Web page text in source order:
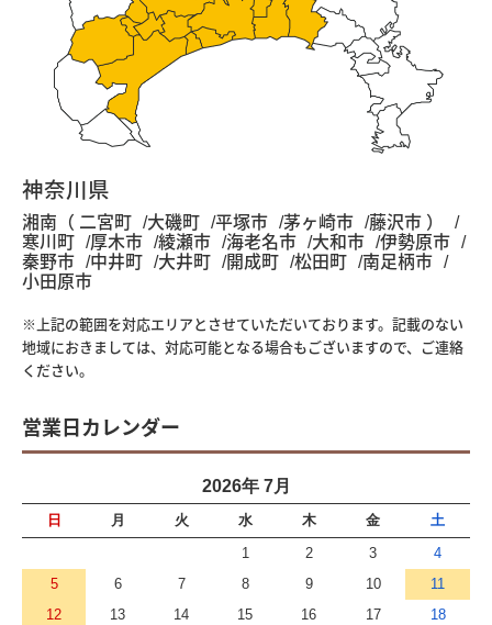
神奈川県
湘南（ 二宮町 大磯町 平塚市 茅ヶ崎市 藤沢市 ）
寒川町 厚木市 綾瀬市 海老名市 大和市 伊勢原市
秦野市 中井町 大井町 開成町 松田町 南足柄市
小田原市
※上記の範囲を対応エリアとさせていただいております。記載のない
地域におきましては、対応可能となる場合もございますので、ご連絡
ください。
営業日カレンダー
2026年 7月
日 月 火 水 木 金
土
1
2 3
4
5
6 7 8 9 10
11
12
13 14 15 16 17
18